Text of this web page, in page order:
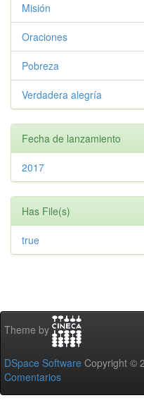
Misión
Oraciones
Pobreza
Verdadera alegría
Fecha de lanzamiento
2017
Has File(s)
true
Theme by
DSpace Software Copyright ©
Comentarios